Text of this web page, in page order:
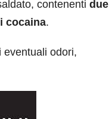
contenenti due
cocaina.
eventuali odori,